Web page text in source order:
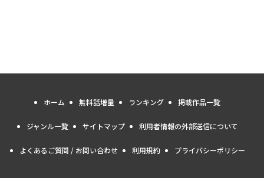
ホーム 無料話増量 ランキング 掲載作品一覧
ジャンル一覧 サイトマップ 利用者情報の外部送信について
よくあるご質問 / お問い合わせ 利用規約 プライバシーポリシー